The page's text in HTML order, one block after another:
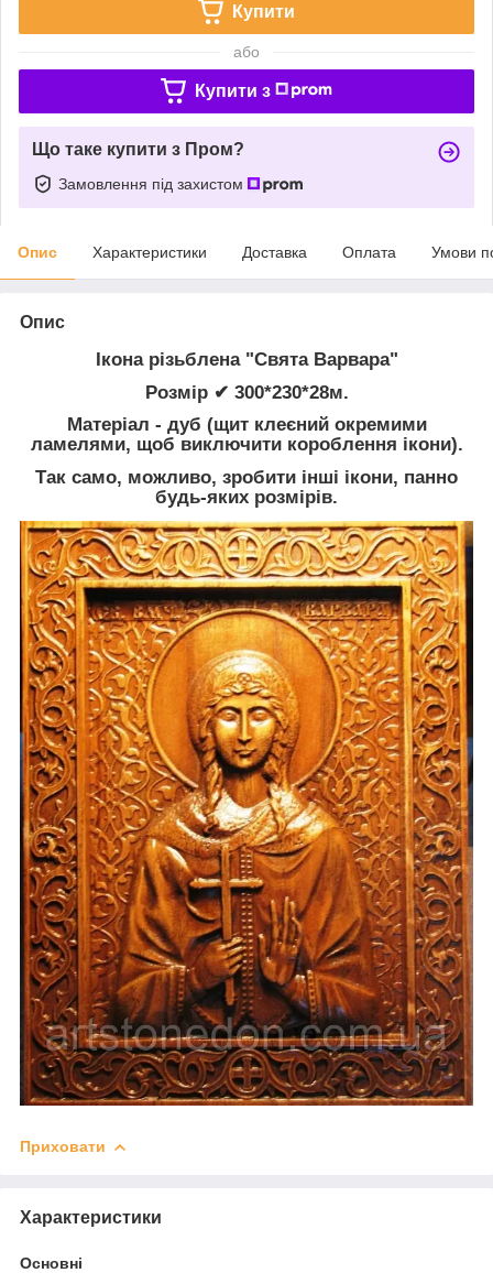
Купити
або
Купити з
Що таке купити з Пром?
Замовлення під захистом
Опис Характеристики Доставка Оплата Умови
Опис
Ікона різьблена "Свята Варвара"
Розмір ✔ 300*230*28м.
Матеріал - дуб (щит клеєний окремими
ламелями, щоб виключити короблення ікони).
Так само, можливо, зробити інші ікони, панно
будь-яких розмірів.
Приховати
Характеристики
Основні